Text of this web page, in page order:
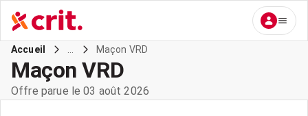
Accueil Maçon VRD
Maçon VRD
Offre parue le 03 août 2026